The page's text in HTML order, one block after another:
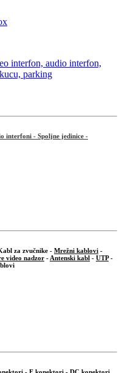
interfoni - Spoljne jedinice -
za zvučnike - Mrežni kablovi -
video nadzor - Antenski kabl - UTP-